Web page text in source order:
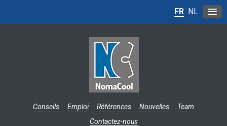
Conseils Emploi Références Nouvelles
Team
Contactez-nous
FR NL